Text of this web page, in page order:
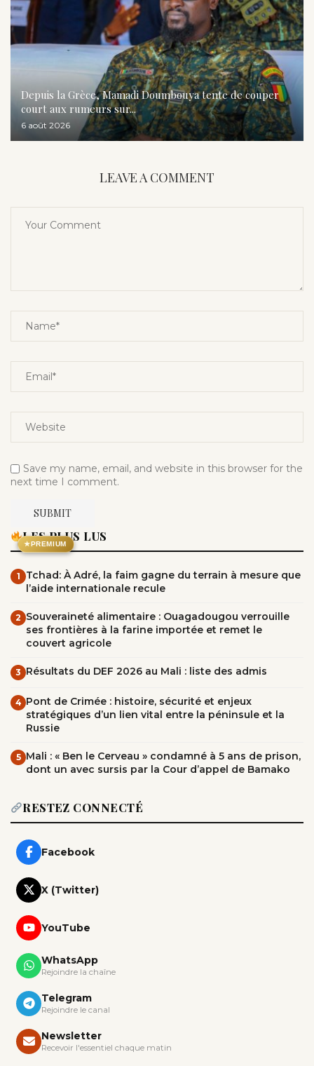
Depuis la Grèce, Mamadi Doumbouya tente de couper
court aux rumeurs sur...
6 août 2026
LEAVE A COMMENT
Save my name, email, and website in this browser for the
next time I comment.
★ PREMIUM
LES PLUS LUS
1
Tchad: À Adré, la faim gagne du terrain à mesure que
l’aide internationale recule
2 Souveraineté alimentaire : Ouagadougou verrouille
ses frontières à la farine importée et remet le
couvert agricole
3 Résultats du DEF 2026 au Mali : liste des admis
4 Pont de Crimée : histoire, sécurité et enjeux
stratégiques d’un lien vital entre la péninsule et la
Russie
5 Mali : « Ben le Cerveau » condamné à 5 ans de prison,
dont un avec sursis par la Cour d’appel de Bamako
RESTEZ CONNECTÉ
Facebook
X (Twitter)
YouTube
WhatsApp
Rejoindre la chaîne
Telegram
Rejoindre le canal
Newsletter
Recevoir l'essentiel chaque matin